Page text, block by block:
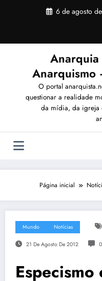
6 de agosto
O portal
questionar a realidade
da mídia, da igreja
Página inicial
Mundo Notícias
21 De Agosto De 2012